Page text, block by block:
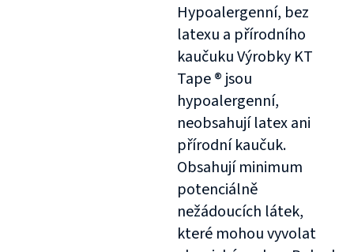
Hypoalergenní, bez
latexu a přírodního
kaučuku Výrobky KT
Tape ® jsou
hypoalergenní,
neobsahují latex ani
přírodní kaučuk.
Obsahují minimum
potenciálně
nežádoucích látek,
které mohou vyvolat